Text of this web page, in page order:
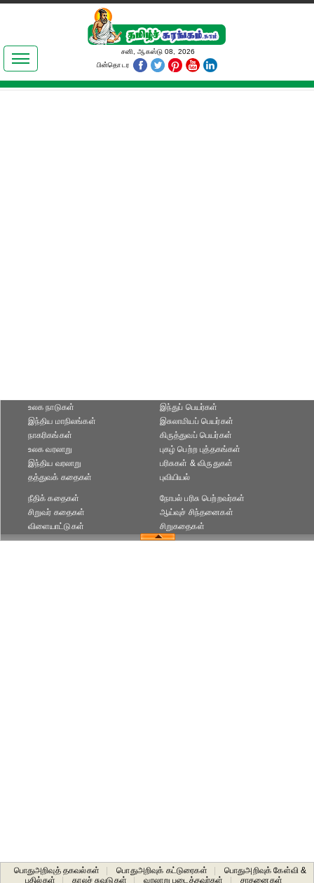
இலக்கியங்கள்
தமிழ் உலகம்
சனி, ஆகஸ்டு 08, 2026
பின்தொடர
உலக நாடுகள்
இந்திய மாநிலங்கள்
நாகரிகங்கள்
இந்துப் பெயர்கள்
இசுலாமியப் பெயர்கள்
கிருத்துவப் பெயர்கள்
உலக வரலாறு
இந்திய வரலாறு
தத்துவக் கதைகள்
புகழ் பெற்ற புத்தகங்கள்
பரிசுகள் & விருதுகள்
புவியியல்
நீதிக் கதைகள்
சிறுவர் கதைகள்
விளையாட்டுகள்
நோபல் பரிசு‎ பெற்றவர்‎கள்
ஆய்வுச் சிந்தனைகள்
சிறுகதைகள்
பொதுஅறிவுத் தகவல்கள் பொதுஅறிவுக் கட்டுரைகள்
பொதுஅறிவுக் கேள்வி &
பதில்கள்
காலச் சுவடுகள் வரலாறு படைத்தவர்கள் சாதனைகள்‎